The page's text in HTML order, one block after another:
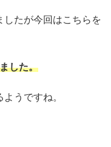
したが今回はこちらを
した。
うですね。